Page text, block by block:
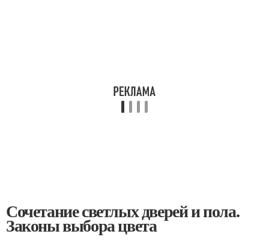
Сочетание светлых дверей и пола.
Законы выбора цвета